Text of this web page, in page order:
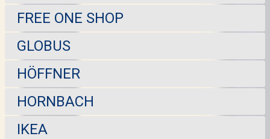
FREE ONE SHOP
GLOBUS
HÖFFNER
HORNBACH
IKEA